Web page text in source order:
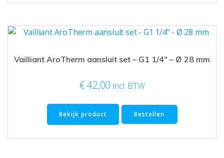
Vailliant AroTherm aansluit set – G1 1/4″ – Ø 28 mm
€42,00 incl. BTW
Bekijk product Bestellen